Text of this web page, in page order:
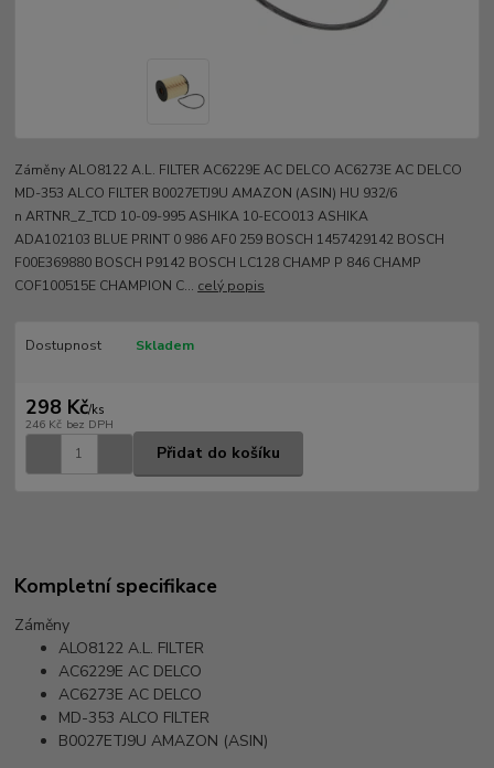
Záměny ALO8122 A.L. FILTER AC6229E AC DELCO AC6273E AC DELCO
MD-353 ALCO FILTER B0027ETJ9U AMAZON (ASIN) HU 932/6
n ARTNR_Z_TCD 10-09-995 ASHIKA 10-ECO013 ASHIKA
ADA102103 BLUE PRINT 0 986 AF0 259 BOSCH 1457429142 BOSCH
F00E369880 BOSCH P9142 BOSCH LC128 CHAMP P 846 CHAMP
COF100515E CHAMPION C... celý popis
Dostupnost Skladem
298 Kč/ks
246 Kč bez DPH
Přidat do košíku
Kompletní specifikace
Záměny
ALO8122 A.L. FILTER
AC6229E AC DELCO
AC6273E AC DELCO
MD-353 ALCO FILTER
B0027ETJ9U AMAZON (ASIN)